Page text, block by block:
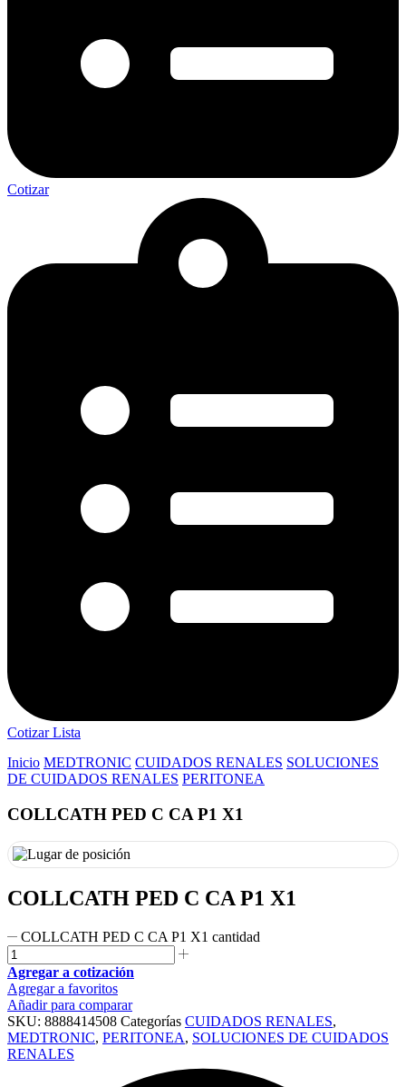
Cotizar
Cotizar Lista
Inicio MEDTRONIC CUIDADOS RENALES SOLUCIONES
DE CUIDADOS RENALES PERITONEA
COLLCATH PED C CA P1 X1
COLLCATH PED C CA P1 X1
COLLCATH PED C CA P1 X1 cantidad
Agregar a cotización
Agregar a favoritos
Añadir para comparar
SKU: 8888414508 Categorías CUIDADOS RENALES,
MEDTRONIC, PERITONEA, SOLUCIONES DE CUIDADOS
RENALES